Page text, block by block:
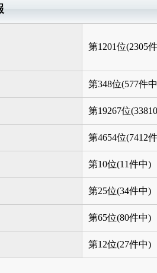
第1201位(2305
第348位(577件
第19267位
第4654位(7412
第10位(11件中)
第25位(34件中)
第65位(80件中)
第12位(27件中)